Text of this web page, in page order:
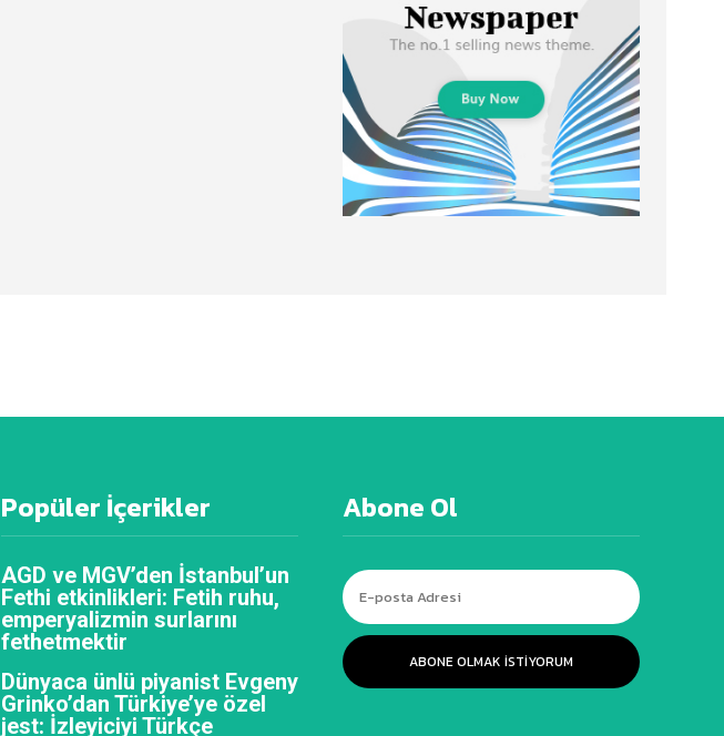
Popüler İçerikler
AGD ve MGV’den İstanbul’un
Fethi etkinlikleri: Fetih ruhu,
emperyalizmin surlarını
fethetmektir
Dünyaca ünlü piyanist Evgeny
Grinko’dan Türkiye’ye özel
jest: İzleyiciyi Türkçe
Abone Ol
ABONE OLMAK ISTIYORUM